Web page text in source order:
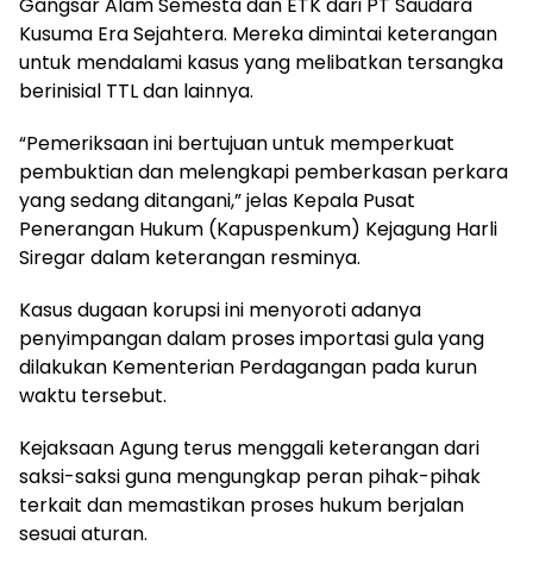
Kusuma Era Sejahtera. Mereka dimintai keterangan
untuk mendalami kasus yang melibatkan tersangka
berinisial TTL dan lainnya.
“Pemeriksaan ini bertujuan untuk memperkuat
pembuktian dan melengkapi pemberkasan perkara
yang sedang ditangani,” jelas Kepala Pusat
Penerangan Hukum (Kapuspenkum) Kejagung Harli
Siregar dalam keterangan resminya.
Kasus dugaan korupsi ini menyoroti adanya
penyimpangan dalam proses importasi gula yang
dilakukan Kementerian Perdagangan pada kurun
waktu tersebut.
Kejaksaan Agung terus menggali keterangan dari
saksi-saksi guna mengungkap peran pihak-pihak
terkait dan memastikan proses hukum berjalan
sesuai aturan.